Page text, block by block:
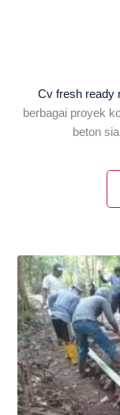
Cv fresh ready
berbagai proyek
beton